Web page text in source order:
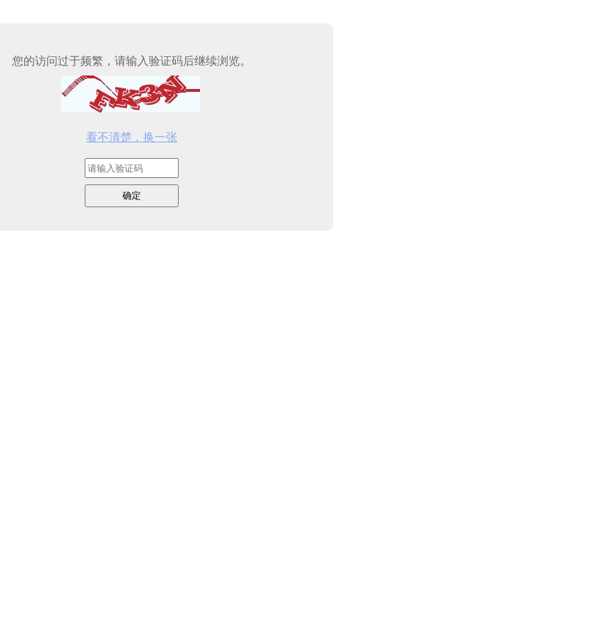
您的访问过于频繁，请输入验证码后继续浏览。
看不清楚，换一张